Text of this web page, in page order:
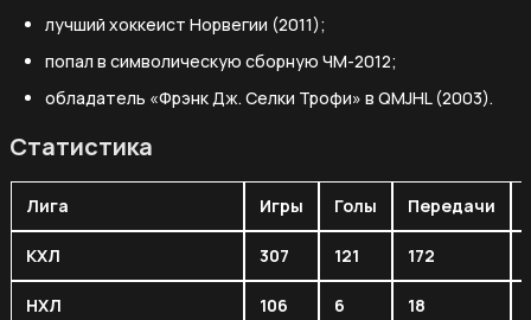
лучший хоккеист Норвегии (2011);
попал в символическую сборную ЧМ-2012;
обладатель «Фрэнк Дж. Селки Трофи» в QMJHL (2003).
Статистика
Лига Игры Голы Передачи
КХЛ 307 121 172
НХЛ 106 6 18